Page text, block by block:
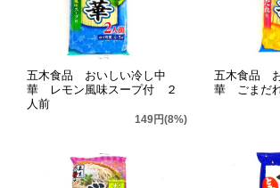
五木食品 おいしい冷し中
華 レモン風味スープ付 ２
人前
149円(8%)
五木食品
華 ごまだ